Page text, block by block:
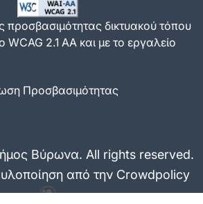
προσβασιμότητας δικτυακού τόπου
2.1 AA και με το εργαλείο
Προσβασιμότητας
Βύρωνα. All rights reserved.
υλοποίηση από την Crowdpolicy